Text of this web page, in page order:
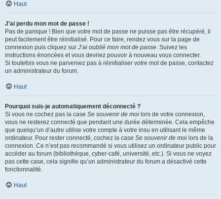
Haut
J’ai perdu mon mot de passe !
Pas de panique ! Bien que votre mot de passe ne puisse pas être récupéré, il
peut facilement être réinitialisé. Pour ce faire, rendez vous sur la page de
connexion puis cliquez sur J’ai oublié mon mot de passe. Suivez les
instructions énoncées et vous devriez pouvoir à nouveau vous connecter.
Si toutefois vous ne parveniez pas à réinitialiser votre mot de passe, contactez
un administrateur du forum.
Haut
Pourquoi suis-je automatiquement déconnecté ?
Si vous ne cochez pas la case Se souvenir de moi lors de votre connexion,
vous ne resterez connecté que pendant une durée déterminée. Cela empêche
que quelqu’un d’autre utilise votre compte à votre insu en utilisant le même
ordinateur. Pour rester connecté, cochez la case Se souvenir de moi lors de la
connexion. Ce n’est pas recommandé si vous utilisez un ordinateur public pour
accéder au forum (bibliothèque, cyber-café, université, etc.). Si vous ne voyez
pas cette case, cela signifie qu’un administrateur du forum a désactivé cette
fonctionnalité.
Haut